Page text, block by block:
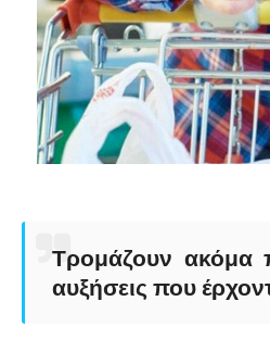
Τρομάζουν ακόμα
αυξήσεις που